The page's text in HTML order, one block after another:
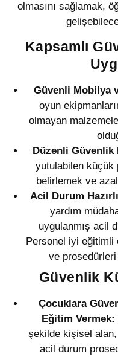
olmasını sağlamak,
Kapsamlı
Güvenli Mobilya
oyun
olmayan
Düzenli Güvenlik
yutulabilen küçük
belirlemek ve
Acil Durum
yardım
uygulanmış acil
Personel iyi eğitimli
ve prosedürleri
Güvenlik
Çocuklara
Eğitim Vermek:
şekilde kişisel alan,
acil durum